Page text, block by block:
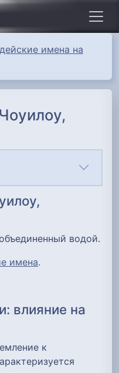
имена на
водой.
имена.
влияние на
к